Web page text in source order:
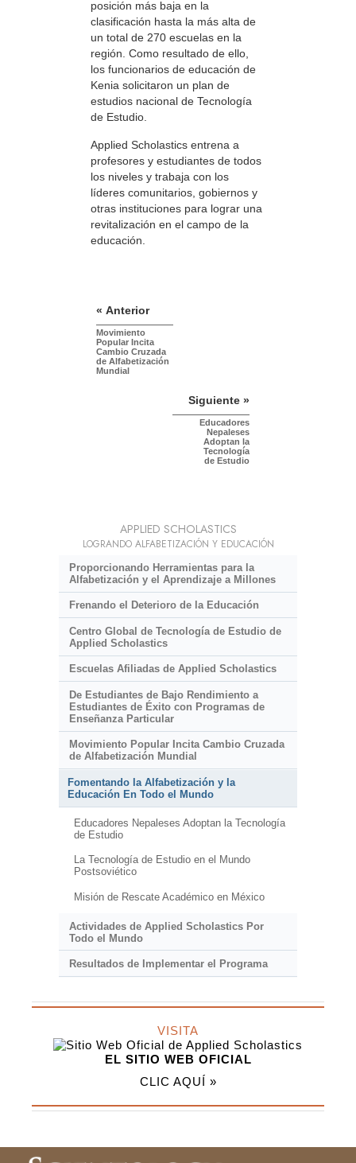
posición más baja en la
clasificación hasta la más alta de
un total de 270 escuelas en la
región. Como resultado de ello,
los funcionarios de educación de
Kenia solicitaron un plan de
estudios nacional de Tecnología
de Estudio.
Applied Scholastics entrena a
profesores y estudiantes de todos
los niveles y trabaja con los
líderes comunitarios, gobiernos y
otras instituciones para lograr una
revitalización en el campo de la
educación.
« Anterior
Movimiento
Popular Incita
Cambio Cruzada
de Alfabetización
Mundial
Siguiente »
Educadores
Nepaleses
Adoptan la
Tecnología
de Estudio
APPLIED SCHOLASTICS
LOGRANDO ALFABETIZACIÓN Y EDUCACIÓN
Proporcionando Herramientas para la
Alfabetización y el Aprendizaje a Millones
Frenando el Deterioro de la Educación
Centro Global de Tecnología de Estudio de
Applied Scholastics
Escuelas Afiliadas de Applied Scholastics
De Estudiantes de Bajo Rendimiento a
Estudiantes de Éxito con Programas de
Enseñanza Particular
Movimiento Popular Incita Cambio Cruzada
de Alfabetización Mundial
Fomentando la Alfabetización y la
Educación En Todo el Mundo
Educadores Nepaleses Adoptan la Tecnología
de Estudio
La Tecnología de Estudio en el Mundo
Postsoviético
Misión de Rescate Académico en México
Actividades de Applied Scholastics Por
Todo el Mundo
Resultados de Implementar el Programa
VISITA
EL SITIO WEB OFICIAL
CLIC AQUÍ »